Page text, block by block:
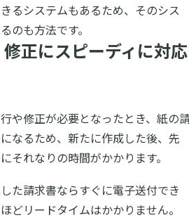
るシステムもあるため、そのシス
のも方法です。
正にスピーディに対応
や修正が必要となったとき、紙の
なるため、新たに作成した後、先
それなりの時間がかかります。
た請求書ならすぐに電子送付でき
どリードタイムはかかりません。